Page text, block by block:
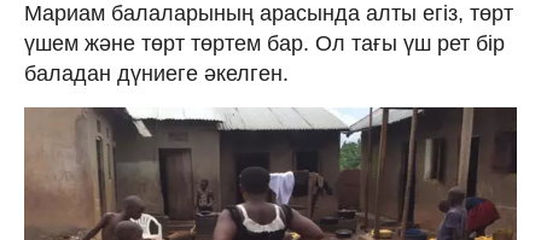
Мариам балаларының арасында алты егіз, төрт
үшем және төрт төртем бар. Ол тағы үш рет бір
баладан дүниеге әкелген.